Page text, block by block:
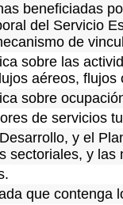
beneficiadas
del Servicio
de
sobre las
aéreos, flujos
sobre
de servicios
y el
sectoriales, y
que contenga